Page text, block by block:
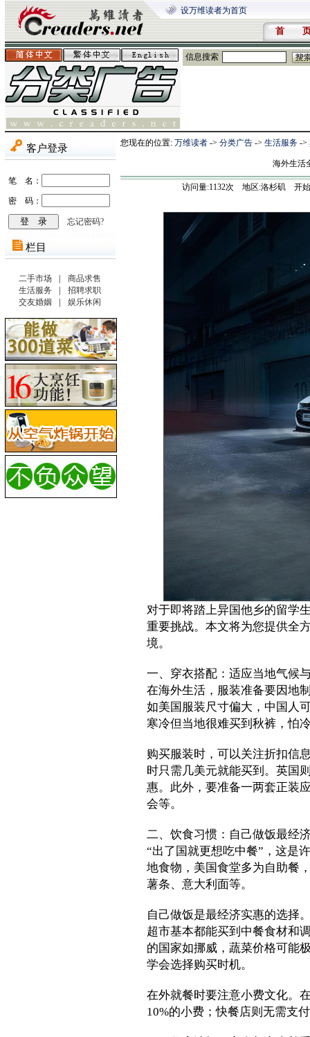
设万维读者为首页
首
信息搜索
您现在的位置: 万维读者 -> 分类广告 -> 生活服务 ->
海外生活
访问量:1132次 地区:洛杉矶 开始
对于即将踏上异国他乡的留学
重要挑战。本文将为您提供全
境。
一、穿衣搭配：适应当地气候
在海外生活，服装准备要因地
如美国服装尺寸偏大，中国人
寒冷但当地很难买到秋裤，怕
购买服装时，可以关注折扣信
时只需几美元就能买到。英国
惠。此外，要准备一两套正装
会等。
二、饮食习惯：自己做饭最经
“出了国就更想吃中餐”，这是
地食物，美国食堂多为自助餐
薯条、意大利面等。
自己做饭是最经济实惠的选择
超市基本都能买到中餐食材和
的国家如挪威，蔬菜价格可能
学会选择购买时机。
在外就餐时要注意小费文化。
10%的小费；快餐店则无需支